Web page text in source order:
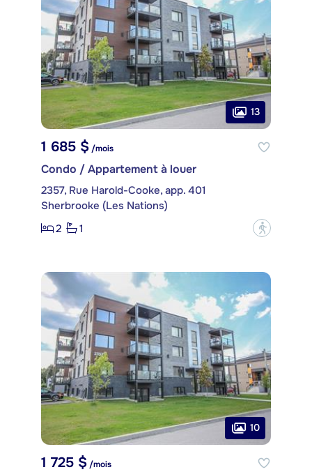
13
1 685 $/mois
Condo / Appartement à louer
2357, Rue Harold-Cooke, app. 401
Sherbrooke (Les Nations)
2
1 ?
10
1 725 $ /mois